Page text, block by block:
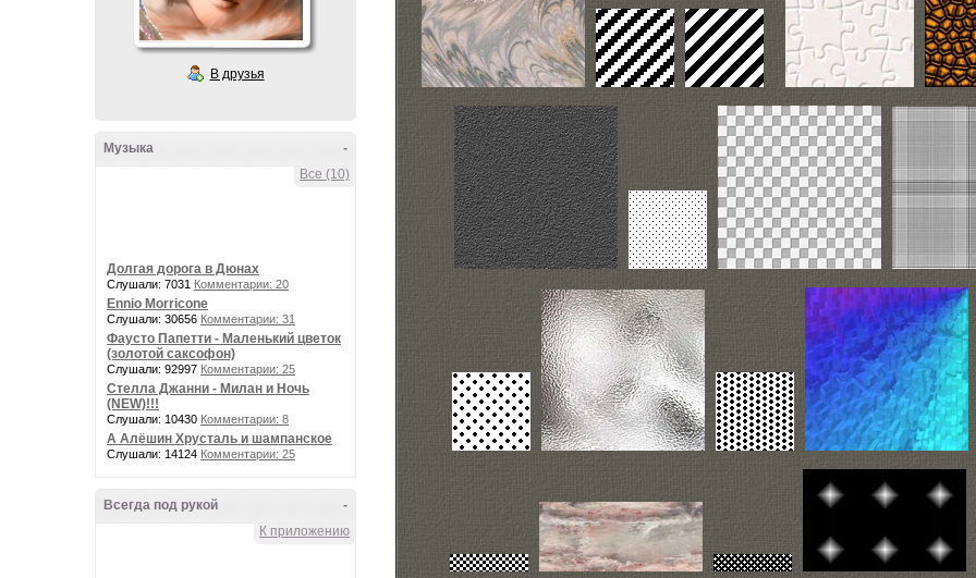
В друзья
-
Музыка
Все (10)
Долгая дорога в Дюнах
Слушали: 7031 Комментарии: 20
Ennio Morricone
Слушали: 30656 Комментарии: 31
Фаусто Папетти - Маленький цветок
(золотой саксофон)
Слушали: 92997 Комментарии: 25
Стелла Джанни - Милан и Ночь
(NEW)!!!
Слушали: 10430 Комментарии: 8
А Алёшин Хрусталь и шампанское
Слушали: 14124 Комментарии: 25
-
Всегда под рукой
К приложению